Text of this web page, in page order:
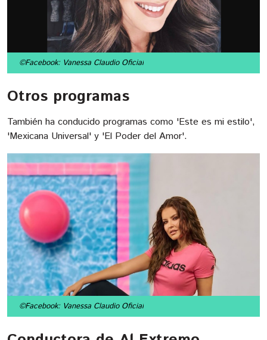
©Facebook: Vanessa Claudio Oficial
Otros programas
También ha conducido programas como 'Este es mi estilo',
'Mexicana Universal' y 'El Poder del Amor'.
©Facebook: Vanessa Claudio Oficial